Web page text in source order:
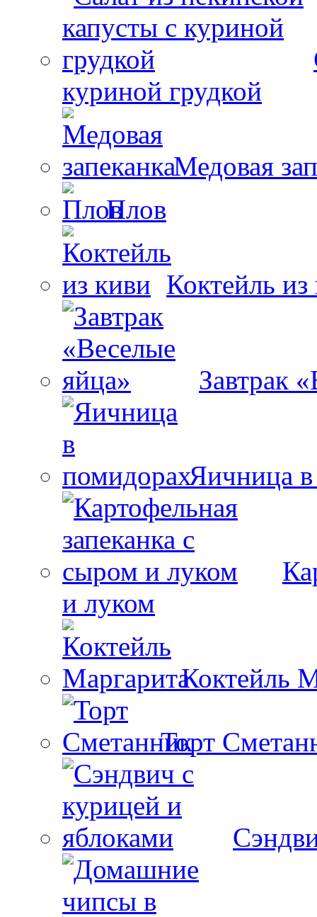
куриной грудкой
Медовая
Плов
Коктейль из
Завтрак
Яичница
и луком
Коктейль
Торт